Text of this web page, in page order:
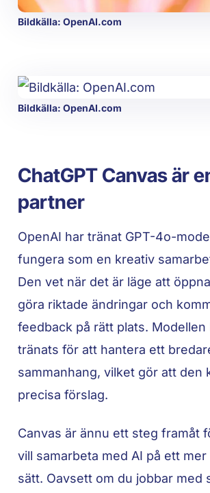
Bildkälla: OpenAI.com
Bildkälla: OpenAI.com
ChatGPT Canvas är
partner
OpenAI har tränat GPT-4o-
fungera som en kreativ
Den vet när det är läge att
göra riktade ändringar och
feedback på rätt plats. Modellen
tränats för att hantera ett
sammanhang, vilket gör att den
precisa förslag.
Canvas är ännu ett steg framåt
vill samarbeta med AI på ett
sätt. Oavsett om du jobbar med